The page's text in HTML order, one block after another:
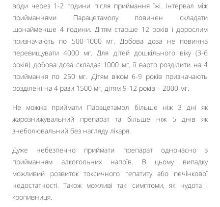
води через 1-2 години після приймання їжі. Інтервал між
прийманнями Парацетамолу повинен складати
щонайменше 4 години. Дітям старше 12 років і дорослим
призначають по 500-1000 мг. Добова доза не повинна
перевищувати 4000 мг. Для дітей дошкільного віку (3-6
років) добова доза складає 1000 мг, її варто розділити на 4
приймання по 250 мг. Дітям віком 6-9 років призначають
розділені на 4 рази 1500 мг, дітям 9-12 років – 2000 мг.
Не можна приймати Парацетамол більше ніж 3 дні як
жарознижувальний препарат та більше ніж 5 днів як
знеболювальний без нагляду лікаря.
Дуже небезпечно приймати препарат одночасно з
прийманням алкогольних напоїв. В цьому випадку
можливий розвиток токсичного гепатиту або печінкової
недостатності. Також можливі такі симптоми, як нудота і
кропивниця.